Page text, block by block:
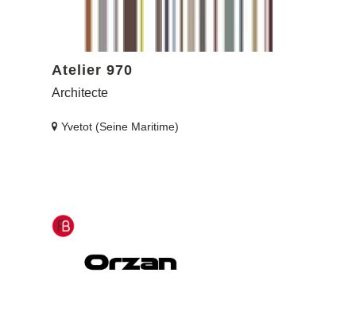
Atelier 970
Architecte
Yvetot (Seine Maritime)